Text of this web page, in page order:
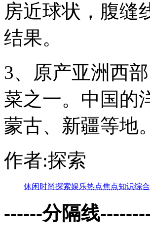
房近球状，腹缝
结果。
3、原产亚洲西
菜之一。中国的
蒙古、新疆等地。
作者:探索
休闲时尚探索娱乐热点焦点知识综合
------分隔线